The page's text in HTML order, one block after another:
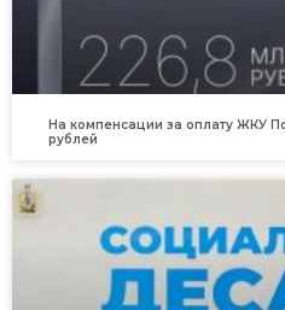
На компенсации за оплату ЖКУ
рублей